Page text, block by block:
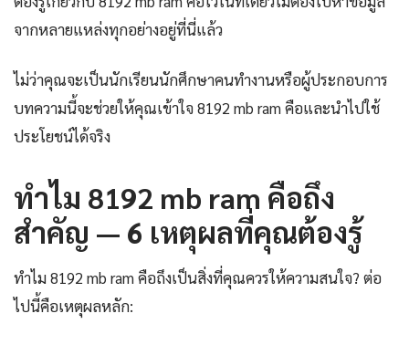
จากหลายแหล่งทุกอย่างอยู่ที่นี่แล้ว
ไม่ว่าคุณจะเป็นนักเรียนนักศึกษาคนทำงานหรือผู้ประกอบการ
บทความนี้จะช่วยให้คุณเข้าใจ 8192 mb ram คือและนำไปใช้
ประโยชน์ได้จริง
ทำไม 8192 mb ram คือถึง
สำคัญ — 6 เหตุผลที่คุณต้องรู้
ทำไม 8192 mb ram คือถึงเป็นสิ่งที่คุณควรให้ความสนใจ? ต่อ
ไปนี้คือเหตุผลหลัก: